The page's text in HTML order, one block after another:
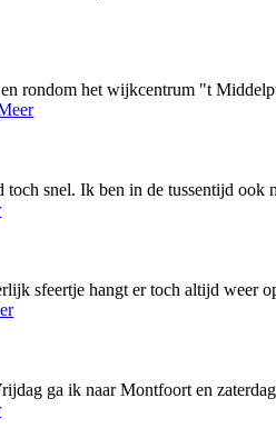
rondom het wijkcentrum "t
toch snel. Ik ben in de tussentijd
sfeertje hangt er toch altijd weer
ga ik naar Montfoort en